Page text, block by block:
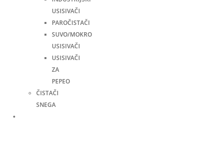
USISIVAČI
PAROČISTAČI
SUVO/MOKRO
USISIVAČI
USISIVAČI
ZA
PEPEO
ČISTAČI
SNEGA